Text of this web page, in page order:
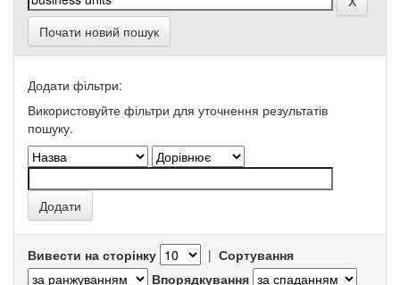
Почати новий пошук
Додати фільтри:
Використовуйте фільтри для уточнення результатів
пошуку.
Вивести на сторінку | Сортування
Впорядкування